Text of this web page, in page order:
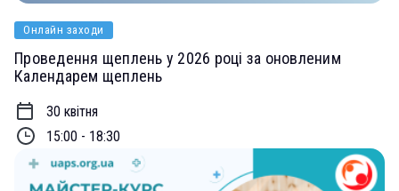
Онлайн заходи
Проведення щеплень у 2026 році за оновленим
Календарем щеплень
30 квітня
15:00 - 18:30